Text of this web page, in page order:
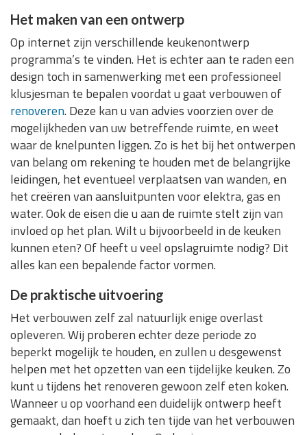
Het maken van een ontwerp
Op internet zijn verschillende keukenontwerp
programma’s te vinden. Het is echter aan te raden een
design toch in samenwerking met een professioneel
klusjesman te bepalen voordat u gaat verbouwen of
renoveren. Deze kan u van advies voorzien over de
mogelijkheden van uw betreffende ruimte, en weet
waar de knelpunten liggen. Zo is het bij het ontwerpen
van belang om rekening te houden met de belangrijke
leidingen, het eventueel verplaatsen van wanden, en
het creëren van aansluitpunten voor elektra, gas en
water. Ook de eisen die u aan de ruimte stelt zijn van
invloed op het plan. Wilt u bijvoorbeeld in de keuken
kunnen eten? Of heeft u veel opslagruimte nodig? Dit
alles kan een bepalende factor vormen.
De praktische uitvoering
Het verbouwen zelf zal natuurlijk enige overlast
opleveren. Wij proberen echter deze periode zo
beperkt mogelijk te houden, en zullen u desgewenst
helpen met het opzetten van een tijdelijke keuken. Zo
kunt u tijdens het renoveren gewoon zelf eten koken.
Wanneer u op voorhand een duidelijk ontwerp heeft
gemaakt, dan hoeft u zich ten tijde van het verbouwen